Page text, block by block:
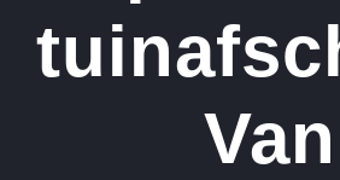
Van